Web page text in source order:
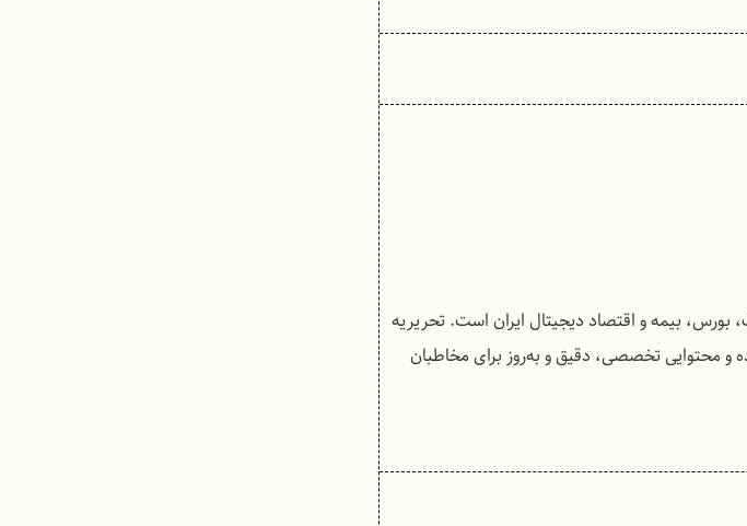
بورس، بیمه و اقتصاد دیجیتال ایران است. تحریریه
کرده و محتوایی تخصصی، دقیق و به‌روز برای مخاطبان